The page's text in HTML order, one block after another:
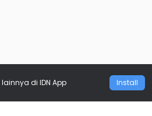
lainnya di IDN App Install